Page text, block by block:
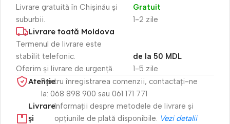
Livrare gratuită în Chișinău și
suburbii.
1-2 zile
Gratuit
Livrare toată Moldova
Termenul de livrare este
stabilit telefonic.
Oferim și livrare de urgență.
1-5 zile
de la 50 MDL
Atenție​Pentru înregistrarea comenzii, contactați-ne
la: 068 898 900 sau 061 171 771
Livrare
și
Informații despre metodele de livrare și
opțiunile de plată disponibile. Vezi detalii